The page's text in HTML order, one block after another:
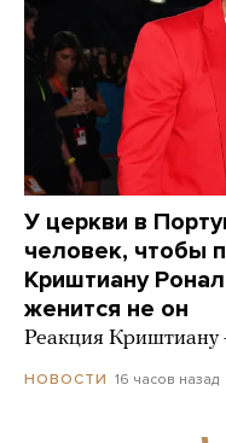
У церкви в
человек, чтобы
Криштиану
женится не он
Реакция
НОВОСТИ 16 часов назад